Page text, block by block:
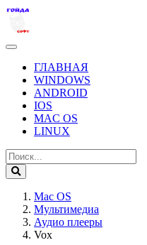
ГЛАВНАЯ
WINDOWS
ANDROID
IOS
MAC OS
LINUX
Mac OS
Мультимедиа
Аудио плееры
Vox